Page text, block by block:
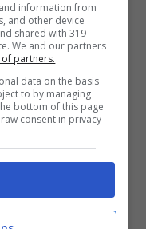
altre
esperienza
non esistono
per il parto
esiste
parto a
, soprattutto tra
information from
and other device
shared with 319
We and our partners
of partners.
data on the basis
to by managing
bottom of this page
consent in privacy